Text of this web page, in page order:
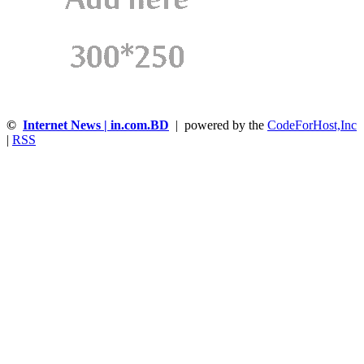
© Internet News | in.com.BD | powered by the CodeForHost,Inc
RSS